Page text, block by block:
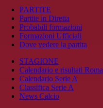
PARTITE
Partite in Diretta
Probabili formazioni
Formazioni Ufficiali
Dove vedere la partita
STAGIONE
Calendario e risultati Roma
Calendario Serie A
Classifica Serie A
News Calcio